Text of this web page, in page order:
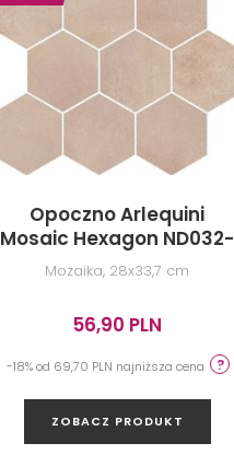
Opoczno Arlequini
Mosaic Hexagon ND032-
009
Mozaika, 28x33,7 cm
56,90 PLN
-18% od 69,70 PLN najniższa cena
ZOBACZ PRODUKT